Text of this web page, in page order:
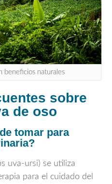
beneficios naturales
sobre
de oso
tomar para
uva-ursi) se utiliza
para el cuidado del